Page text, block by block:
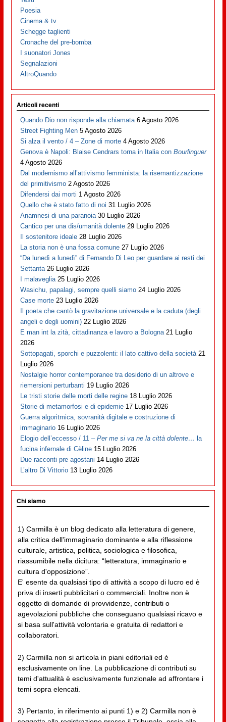
Poesia
Cinema & tv
Schegge taglienti
Cronache del pre-bomba
I suonatori Jones
Segnalazioni
AltroQuando
Articoli recenti
Quando Dio non risponde alla chiamata 6 Agosto 2026
Street Fighting Men 5 Agosto 2026
Si alza il vento / 4 – Zone di morte 4 Agosto 2026
Genova è Napoli: Blaise Cendrars torna in Italia conBourlinguer
4 Agosto 2026
Dal modernismo all’attivismo femminista: la risemantizzazione
del primitivismo 2 Agosto 2026
Difendersi dai morti 1 Agosto 2026
Quello che è stato fatto di noi 31 Luglio 2026
Anamnesi di una paranoia 30 Luglio 2026
Cantico per una dis/umanità dolente 29 Luglio 2026
Il sostenitore ideale 28 Luglio 2026
La storia non è una fossa comune 27 Luglio 2026
“Da lunedì a lunedì” di Fernando Di Leo per guardare ai resti dei
Settanta 26 Luglio 2026
I malaveglia 25 Luglio 2026
Wasichu, papalagi, sempre quelli siamo 24 Luglio 2026
Case morte 23 Luglio 2026
Il poeta che cantò la gravitazione universale e la caduta (degli
angeli e degli uomini) 22 Luglio 2026
E man int la zità, cittadinanza e lavoro a Bologna 21 Luglio
2026
Sottopagati, sporchi e puzzolenti: il lato cattivo della società 21
Luglio 2026
Nostalgie horror contemporanee tra desiderio di un altrove e
riemersioni perturbanti 19 Luglio 2026
Le tristi storie delle morti delle regine 18 Luglio 2026
Storie di metamorfosi e di epidemie 17 Luglio 2026
Guerra algoritmica, sovranità digitale e costruzione di
immaginario 16 Luglio 2026
Elogio dell’eccesso / 11 –Per me si va ne la città dolente… la
fucina infernale di Cèline 15 Luglio 2026
Due racconti pre agostani 14 Luglio 2026
L’altro Di Vittorio 13 Luglio 2026
Chi siamo
1) Carmilla è un blog dedicato alla letteratura di genere,
alla critica dell'immaginario dominante e alla riflessione
culturale, artistica, politica, sociologica e filosofica,
riassumibile nella dicitura: “letteratura, immaginario e
cultura d'opposizione”.
E' esente da qualsiasi tipo di attività a scopo di lucro ed è
priva di inserti pubblicitari o commerciali. Inoltre non è
oggetto di domande di provvidenze, contributi o
agevolazioni pubbliche che conseguano qualsiasi ricavo e
si basa sull'attività volontaria e gratuita di redattori e
collaboratori.
2) Carmilla non si articola in piani editoriali ed è
esclusivamente on line. La pubblicazione di contributi su
temi d'attualità è esclusivamente funzionale ad affrontare i
temi sopra elencati.
3) Pertanto, in riferimento ai punti 1) e 2) Carmilla non è